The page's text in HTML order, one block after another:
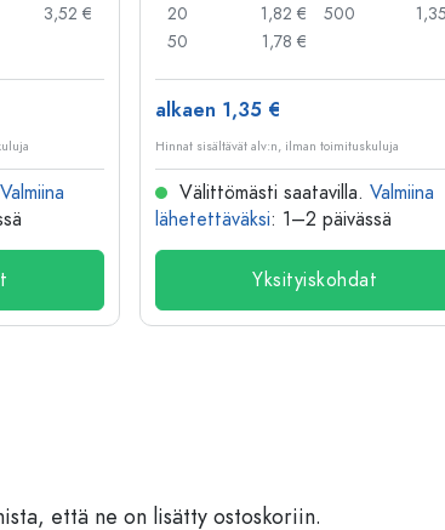
3,52 €
Valmiina
20
1,82 €
50
1,78 €
500
alkaen 1,35 €
Hinnat sisältävät alv:n, ilman toimituskuluja
Välittömästi saatavilla. Valmiina
lähetettäväksi: 1–2 päivässä
Yksityiskohdat
että ne on lisätty ostoskoriin.